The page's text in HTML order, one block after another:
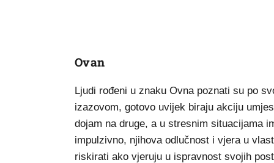
Ovan
Ljudi rođeni u znaku Ovna poznati su po
izazovom, gotovo uvijek biraju akciju
dojam na druge, a u stresnim situacijama
impulzivno, njihova odlučnost i vjera u
riskirati ako vjeruju u ispravnost svojih